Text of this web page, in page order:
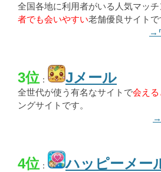
全国各地に利用者がいる人気マッチ
者でも会いやすい老舗優良サイトで
→
3位 ： Jメール
全世代が使う有名なサイトで会え
ングサイトです。
4位 ： ハッピーメー